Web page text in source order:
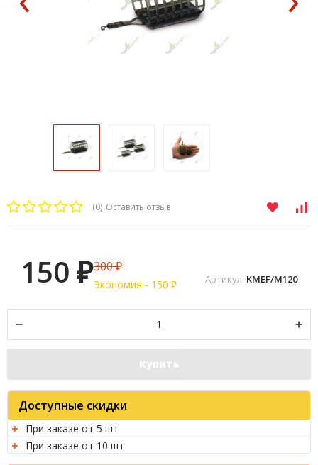
(0) Оставить отзыв
Артикул: KMEF/M120
150₽300₽
Экономия - 150₽
Купить
Доступные скидки
При заказе от 5 шт
При заказе от 10 шт